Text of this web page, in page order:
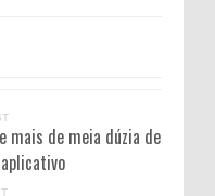
mais de meia dúzia de